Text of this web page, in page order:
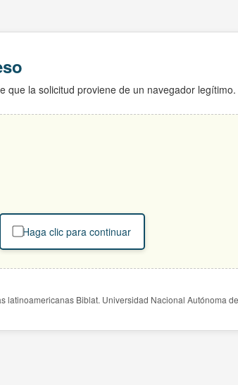
que la solicitud proviene de un navegador legítimo.
Haga clic para continuar
latinoamericanas Biblat. Universidad Nacional Autónoma